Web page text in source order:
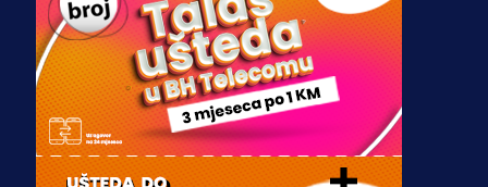
Stigla potvrda od predsjednika
kluba: Jovo Lukić uskoro pravi
transfer!?
3 sedmica 4 dan
A Selekcija